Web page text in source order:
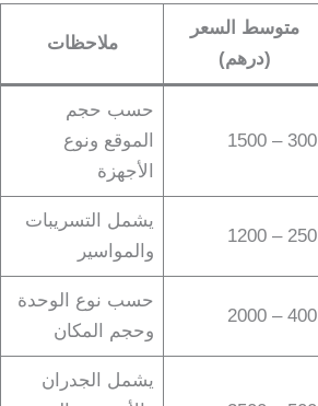
متوسط السعر
(درهم)
ملاحظات
300 – 1500
حسب حجم
الموقع ونوع
الأجهزة
250 – 1200
يشمل التسريبات
والمواسير
400 – 2000
حسب نوع الوحدة
وحجم المكان
يشمل الجدران